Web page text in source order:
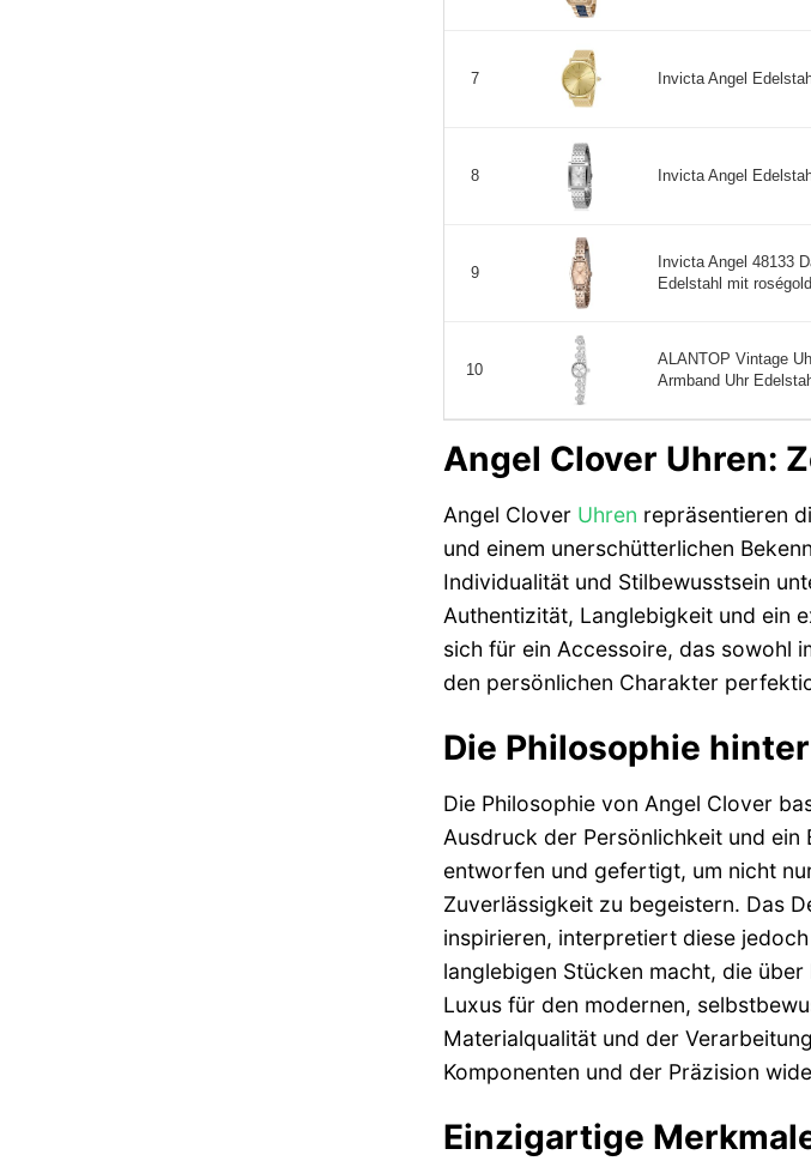
7 Invicta Angel
8 Invicta Angel
9
Invicta Angel 48133
Edelstahl mit
10
ALANTOP Vintage
Armband Uhr
Angel Clover Uhren:
Angel Clover Uhren repräsentieren
und einem unerschütterlichen
Individualität und Stilbewusstsein
Authentizität, Langlebigkeit und ein
sich für ein Accessoire, das sowohl
den persönlichen Charakter
Die Philosophie
Die Philosophie von Angel Clover
Ausdruck der Persönlichkeit und
entworfen und gefertigt, um nicht
Zuverlässigkeit zu begeistern. Das
inspirieren, interpretiert diese
langlebigen Stücken macht, die
Luxus für den modernen,
Materialqualität und der
Komponenten und der Präzision
Einzigartige